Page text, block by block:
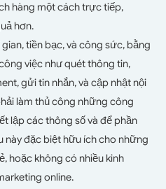
hàng một cách trực tiếp,
hơn.
tiền bạc, và công sức, bằng
việc như quét thông tin,
gửi tin nhắn, và cập nhật nội
làm thủ công những công
lập các thông số và để phần
này đặc biệt hữu ích cho những
hoặc không có nhiều kinh
online.